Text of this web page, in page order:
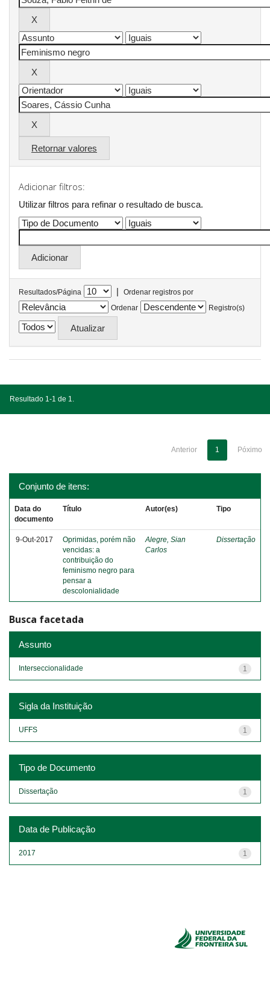
Retornar valores
Adicionar filtros:
Utilizar filtros para refinar o resultado de busca.
Resultados/Página |
Ordenar registros por
Ordenar
Registro(s)
Resultado 1-1 de 1.
Anterior 1 Póximo
Conjunto de itens:
Data do
documento
Título Autor(es) Tipo
9-Out-2017
Oprimidas, porém não
vencidas: a
contribuição do
feminismo negro para
pensar a
descolonialidade
Alegre, Sian
Carlos
Dissertação
Busca facetada
Assunto
1
Interseccionalidade
Sigla da Instituição
1
UFFS
Tipo de Documento
1
Dissertação
Data de Publicação
1
2017